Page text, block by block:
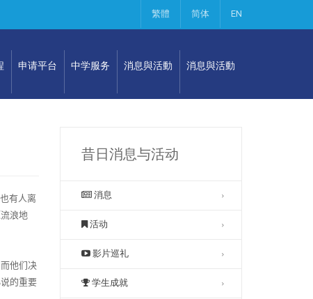
繁體 简体 EN
申请平台 中学服务 消息與活動 消息與活動
有人离
浪地
他们决
的重要
昔日消息与活动
消息
活动
影片巡礼
学生成就